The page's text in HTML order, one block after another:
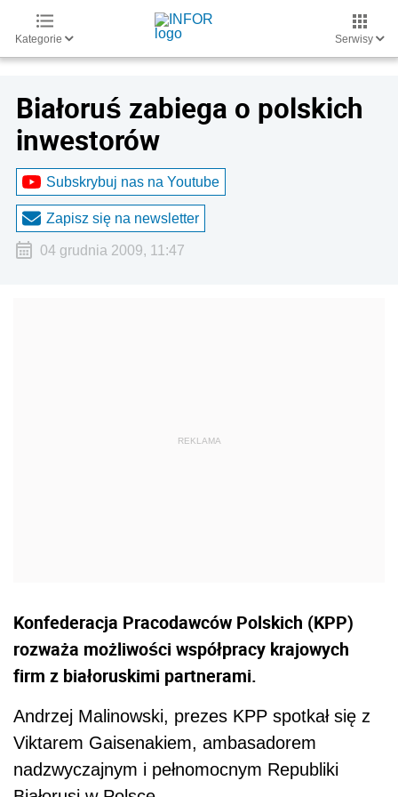
Kategorie Serwisy
Białoruś zabiega o polskich
inwestorów
Subskrybuj nas na Youtube
Zapisz się na newsletter
04 grudnia 2009, 11:47
Konfederacja Pracodawców Polskich (KPP)
rozważa możliwości współpracy krajowych
firm z białoruskimi partnerami.
Andrzej Malinowski, prezes KPP spotkał się z
Viktarem Gaisenakiem, ambasadorem
nadzwyczajnym i pełnomocnym Republiki